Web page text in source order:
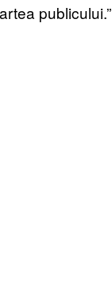
publicului.”